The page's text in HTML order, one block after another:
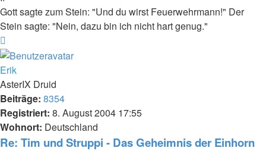
Gott sagte zum Stein: "Und du wirst Feuerwehrmann!" Der
Stein sagte: "Nein, dazu bin ich nicht hart genug."
oben
Erik
AsterIX Druid
Beiträge: 8354
Registriert: 8. August 2004 17:55
Wohnort: Deutschland
Re: Tim und Struppi - Das Geheimnis der Einhorn